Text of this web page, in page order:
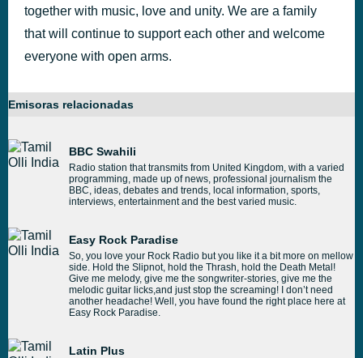
together with music, love and unity. We are a family
that will continue to support each other and welcome
everyone with open arms.
Emisoras relacionadas
BBC Swahili
Radio station that transmits from United Kingdom, with a varied
programming, made up of news, professional journalism the
BBC, ideas, debates and trends, local information, sports,
interviews, entertainment and the best varied music.
Easy Rock Paradise
So, you love your Rock Radio but you like it a bit more on mellow
side. Hold the Slipnot, hold the Thrash, hold the Death Metal!
Give me melody, give me the songwriter-stories, give me the
melodic guitar licks,and just stop the screaming! I don’t need
another headache! Well, you have found the right place here at
Easy Rock Paradise.
Latin Plus